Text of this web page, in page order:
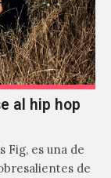
al hip hop
Fig, es una de
de